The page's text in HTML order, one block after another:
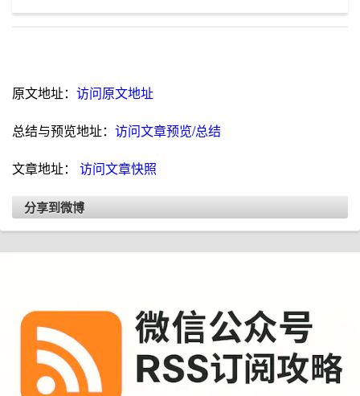
原文地址： 访问原文地址
总结与预览地址： 访问文章预览/总结
文章地址： 访问文章快照
分享到微博